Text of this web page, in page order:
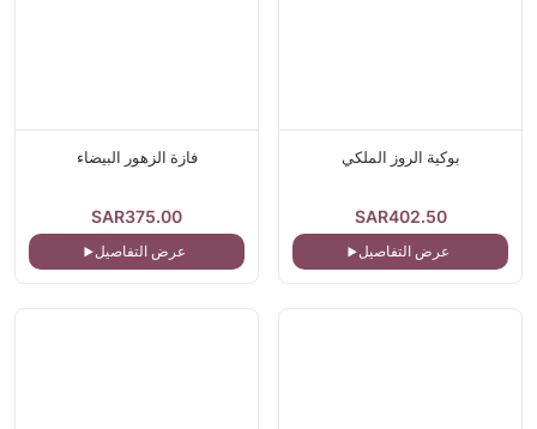
بوكية الروز الملكي
SAR402.50
عرض التفاصيل
فازة الزهور البيضاء
SAR375.00
عرض التفاصيل